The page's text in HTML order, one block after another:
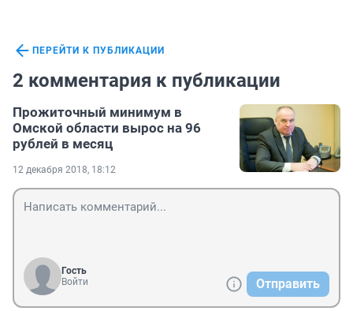
ПЕРЕЙТИ К ПУБЛИКАЦИИ
2 комментария к публикации
Прожиточный минимум в
Омской области вырос на 96
рублей в месяц
12 декабря 2018, 18:12
Гость
Войти
Отправить